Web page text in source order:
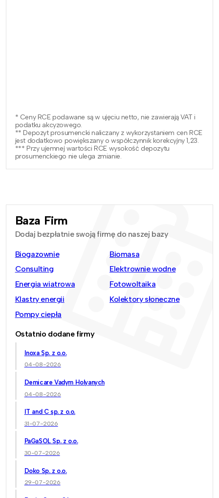
* Ceny RCE podawane są w ujęciu netto, nie zawierają VAT i
podatku akcyzowego.
** Depozyt prosumencki naliczany z wykorzystaniem cen RCE
jest dodatkowo powiększany o współczynnik korekcyjny 1,23.
*** Przy ujemnej wartości RCE wysokość depozytu
prosumenckiego nie ulega zmianie.
Baza Firm
Dodaj bezpłatnie swoją firmę do naszej bazy
Biogazownie
Biomasa
Consulting
Elektrownie wodne
Energia wiatrowa
Fotowoltaika
Klastry energii
Kolektory słoneczne
Pompy ciepła
Ostatnio dodane firmy
Inoxa Sp. z o.o.
04-08-2026
Demicare Vadym Holyanych
04-08-2026
IT and C sp. z o.o.
31-07-2026
PaGaSOL Sp. z o.o.
30-07-2026
Doko Sp. z o.o.
29-07-2026